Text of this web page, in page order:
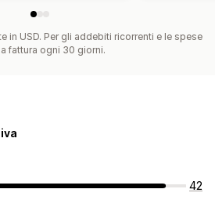
in USD. Per gli addebiti ricorrenti e le spese
fattura ogni 30 giorni.
42